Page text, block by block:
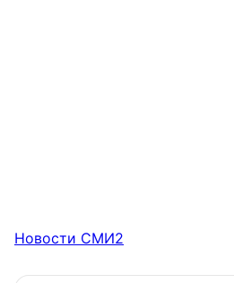
Новости СМИ2